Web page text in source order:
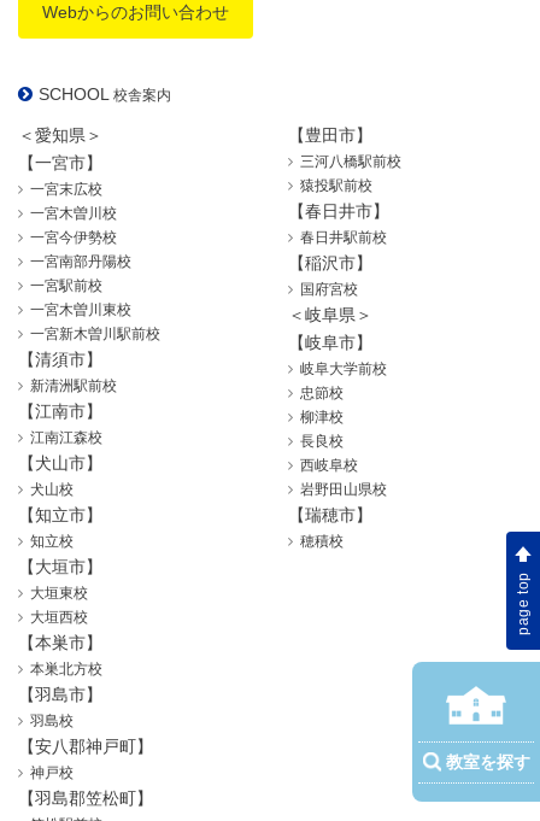
Webからのお問い合わせ
SCHOOL 校舎案内
＜愛知県＞
【一宮市】
一宮末広校
一宮木曽川校
一宮今伊勢校
一宮南部丹陽校
一宮駅前校
一宮木曽川東校
一宮新木曽川駅前校
【清須市】
新清洲駅前校
【江南市】
江南江森校
【犬山市】
犬山校
【知立市】
知立校
【豊田市】
三河八橋駅前校
猿投駅前校
【春日井市】
春日井駅前校
【稲沢市】
国府宮校
＜岐阜県＞
【岐阜市】
岐阜大学前校
忠節校
柳津校
長良校
西岐阜校
岩野田山県校
【瑞穂市】
穂積校
【大垣市】
大垣東校
大垣西校
【本巣市】
本巣北方校
【羽島市】
羽島校
【安八郡神戸町】
神戸校
【羽島郡笠松町】
page top
教室を探す